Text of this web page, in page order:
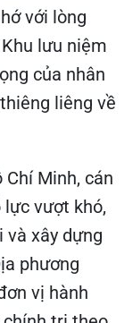
với lòng
lưu niệm
của nhân
liêng về
Minh, cán
lực vượt khó,
xây dựng
phương
vị hành